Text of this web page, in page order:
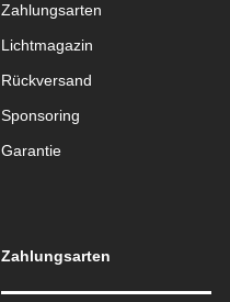
Zahlungsarten
Lichtmagazin
Rückversand
Sponsoring
Garantie
Zahlungsarten